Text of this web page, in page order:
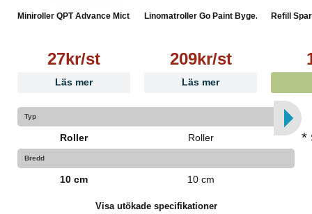
Miniroller QPT Advance Mict...
27kr/st
Läs mer
Linomatroller Go Paint Byge...
209kr/st
Läs mer
Refill
Typ
Roller Roller *
Bredd
10 cm 10 cm
Visa utökade specifikationer